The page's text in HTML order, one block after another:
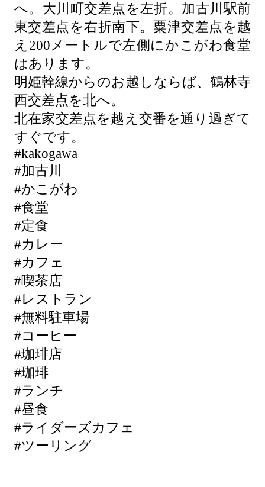
へ。大川町交差点を左折。加古川駅前
東交差点を右折南下。粟津交差点を越
え200メートルで左側にかこがわ食堂
はあります。
明姫幹線からのお越しならば、鶴林寺
西交差点を北へ。
北在家交差点を越え交番を通り過ぎて
すぐです。
#kakogawa
#加古川
#かこがわ
#食堂
#定食
#カレー
#カフェ
#喫茶店
#レストラン
#無料駐車場
#コーヒー
#珈琲店
#珈琲
#ランチ
#昼食
#ライダーズカフェ
#ツーリング